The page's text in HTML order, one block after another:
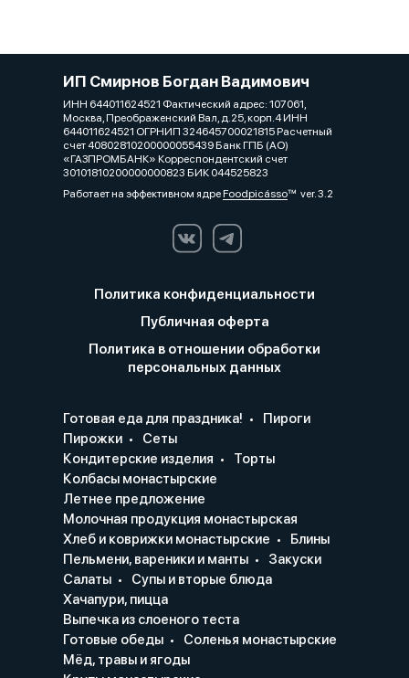
ИП Смирнов Богдан Вадимович
ИНН 644011624521 Фактический адрес: 107061,
Москва, Преображенский Вал, д.25, корп.4 ИНН
644011624521 ОГРНИП 324645700021815 Расчетный
счет 40802810200000055439 Банк ГПБ (АО)
«ГАЗПРОМБАНК» Корреспондентский счет
30101810200000000823 БИК 044525823
Работает на эффективном ядреFoodpicássover. 3.2
Политика конфиденциальности
Публичная оферта
Политика в отношении обработки
персональных данных
Готовая еда для праздника!
Пироги
Пирожки
Сеты
Кондитерские изделия
Торты
Колбасы монастырские
Летнее предложение
Молочная продукция монастырская
Хлеб и коврижки монастырские
Блины
Пельмени, вареники и манты
Закуски
Салаты
Супы и вторые блюда
Хачапури, пицца
Выпечка из слоеного теста
Готовые обеды
Соленья монастырские
Мёд, травы и ягоды